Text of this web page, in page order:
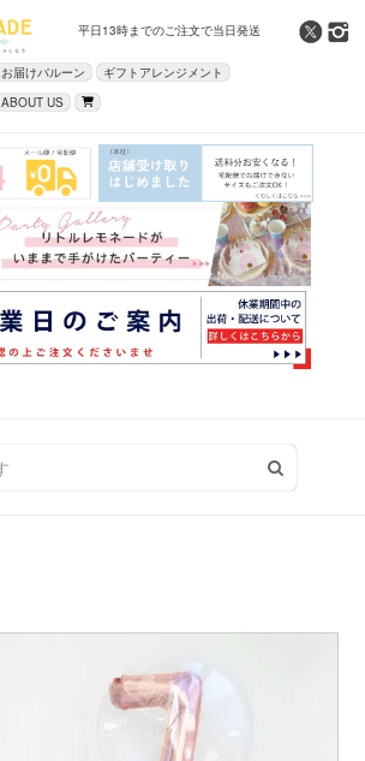
平日13時までのご注文で当日発送
届けバルーン
ギフトアレンジメント
ABOUT US